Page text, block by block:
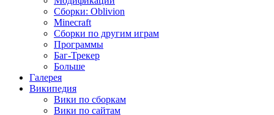
Сборки: Oblivion
Minecraft
Сборки по другим играм
Программы
Баг-Трекер
Больше
Галерея
Википедия
Вики по сборкам
Вики по сайтам